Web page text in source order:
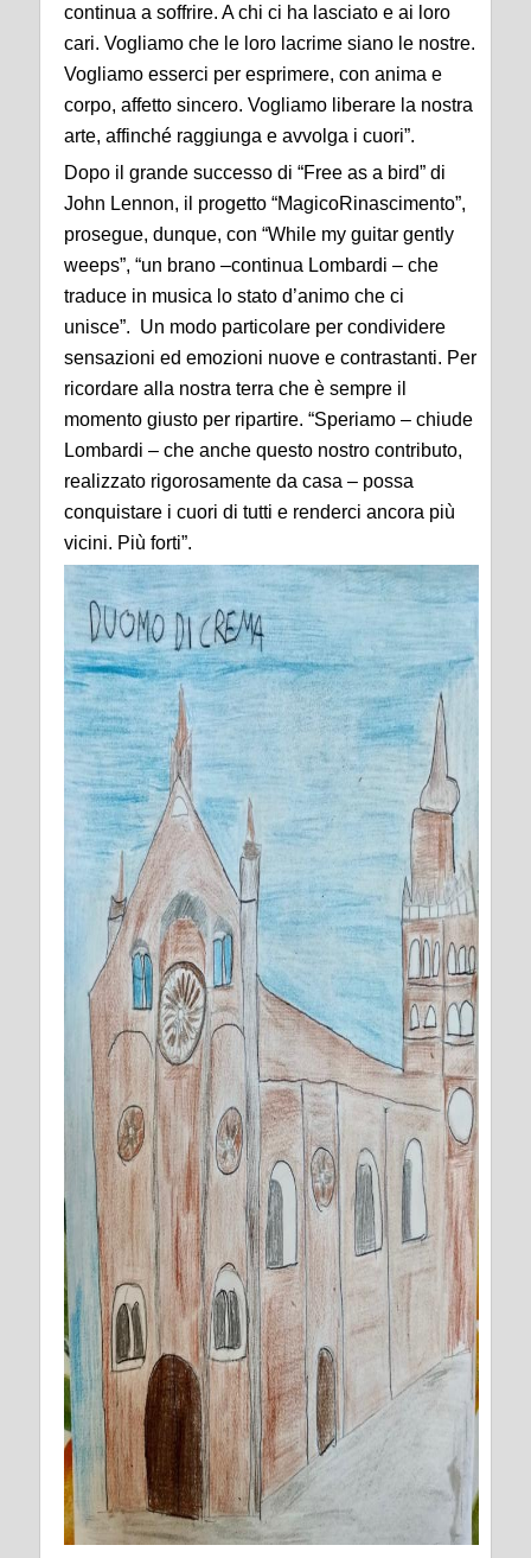
continua a soffrire. A chi ci ha lasciato e ai loro
cari. Vogliamo che le loro lacrime siano le nostre.
Vogliamo esserci per esprimere, con anima e
corpo, affetto sincero. Vogliamo liberare la nostra
arte, affinché raggiunga e avvolga i cuori”.
Dopo il grande successo di “Free as a bird” di
John Lennon, il progetto “MagicoRinascimento”,
prosegue, dunque, con “While my guitar gently
weeps”, “un brano –continua Lombardi – che
traduce in musica lo stato d’animo che ci
unisce”. Un modo particolare per condividere
sensazioni ed emozioni nuove e contrastanti. Per
ricordare alla nostra terra che è sempre il
momento giusto per ripartire. “Speriamo – chiude
Lombardi – che anche questo nostro contributo,
realizzato rigorosamente da casa – possa
conquistare i cuori di tutti e renderci ancora più
vicini. Più forti”.